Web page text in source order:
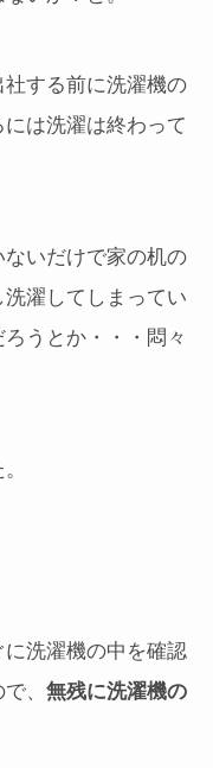
する前に洗濯機の
は洗濯は終わって
いだけで家の机の
濯してしまってい
うとか・・・悶々
洗濯機の中を確認
、 無残に洗濯機の